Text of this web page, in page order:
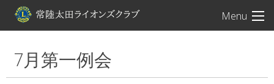
Menu
常陸太田ライオン
7月第一例会